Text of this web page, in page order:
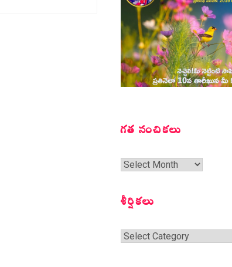
గత సంచికలు
గత
శీర్షికలు
శీర్షికలు